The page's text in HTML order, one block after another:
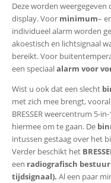
Deze worden
display. Voor minimum–
individueel alarm worden
akoestisch en lichtsignaal
bereikt. Voor
een speciaalalarm voor
Wist u ook dat een slecht
met zich mee brengt,
BRESSER weercentrum 5-
hiermee om te gaan. De
intussen gestaag over het
Verder beschikt het
een radiografisch
tijdsignaal). Al een paar